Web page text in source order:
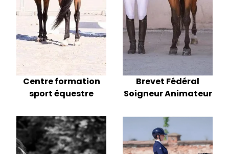
Centre formation
sport équestre
Brevet Fédéral
Soigneur Animateur